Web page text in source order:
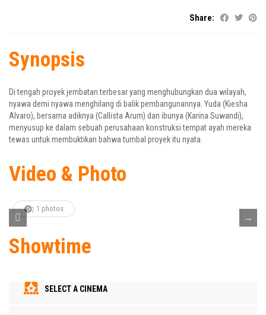
Share:
Synopsis
Di tengah proyek jembatan terbesar yang menghubungkan dua wilayah,
nyawa demi nyawa menghilang di balik pembangunannya. Yuda (Kiesha
Alvaro), bersama adiknya (Callista Arum) dan ibunya (Karina Suwandi),
menyusup ke dalam sebuah perusahaan konstruksi tempat ayah mereka
tewas untuk membuktikan bahwa tumbal proyek itu nyata.
Video & Photo
1 photos
Showtime
SELECT A CINEMA